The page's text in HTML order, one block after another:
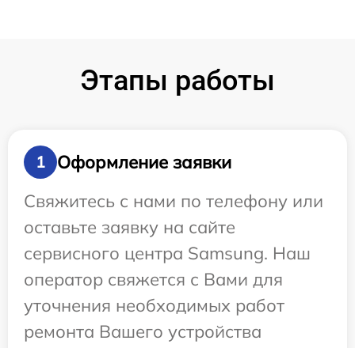
Этапы работы
1
Оформление заявки
Свяжитесь с нами по телефону или
оставьте заявку на сайте
сервисного центра Samsung. Наш
оператор свяжется с Вами для
уточнения необходимых работ
ремонта Вашего устройства